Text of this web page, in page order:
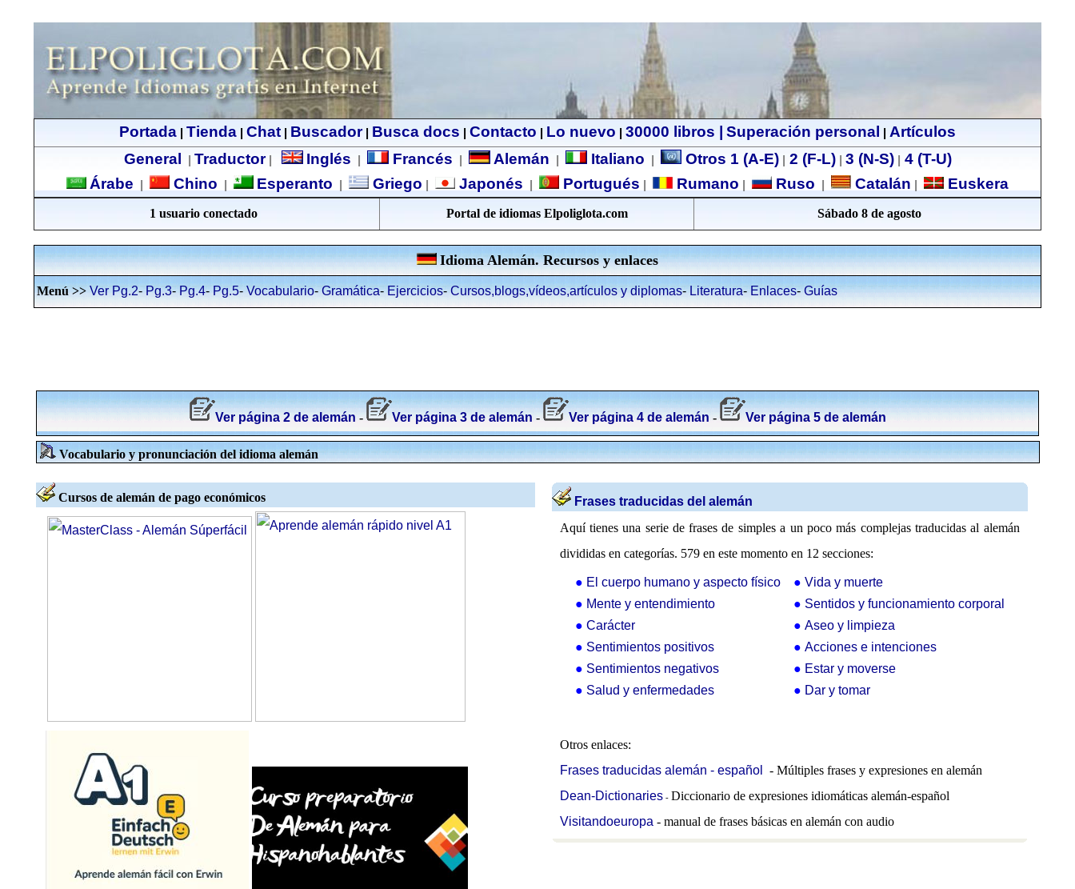
Portada Tienda Chat Buscador| Busca docs Contacto Lo nuevo 30000 libros Superación personal
Artículos
General
Traductor| Inglés Francés Alemán Italiano Otros 1 (A-E)| 2 (F-L)| 3 (N-S)|
4 (T-U)
Árabe
Chino Esperanto Griego Japonés Portugués Rumano Ruso Catalán Euskera
1 usuario conectado Portal de idiomas Elpoliglota.com Sábado 8 de agosto
Idioma Alemán. Recursos y enlaces
Menú >>VerPg.2-Pg.3-Pg.4-Pg.5-Vocabulario-Gramática-Ejercicios-Cursos,blogs,vídeos,artículos y diplomas-Literatura-Enlaces-Guías
Ver página 2 de alemán- Ver página 3 de alemán- Ver página 4 de alemán- Ver página 5 de alemán
Vocabulario y pronunciación del idioma alemán
Cursos de alemán de pago económicos
Frases traducidas del alemán
Aquí tienes una serie de frases de simples a un poco más complejas traducidas al alemán
divididas en categorías. 579 en este momento en 12 secciones:
● El cuerpo humano y aspecto físico ● Vida y muerte
● Mente y entendimiento ● Sentidos y funcionamiento corporal
● Carácter ● Aseo y limpieza
● Sentimientos positivos ● Acciones e intenciones
● Sentimientos negativos ● Estar y moverse
● Salud y enfermedades ● Dar y tomar
Otros enlaces:
Frases traducidas alemán - español
- Múltiples frases y expresiones en alemán
Dean-Dictionaries- Diccionario de expresiones idiomáticas alemán-español
Visitandoeuropa - manual de frases básicas en alemán con audio